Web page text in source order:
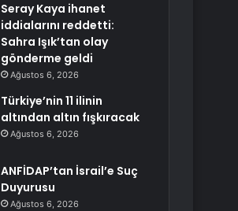
Seray Kaya ihanet
iddialarını reddetti:
Sahra Işık’tan olay
gönderme geldi
Ağustos 6, 2026
Türkiye’nin 11 ilinin
altından altın fışkıracak
Ağustos 6, 2026
ANFİDAP’tan İsrail’e Suç
Duyurusu
Ağustos 6, 2026